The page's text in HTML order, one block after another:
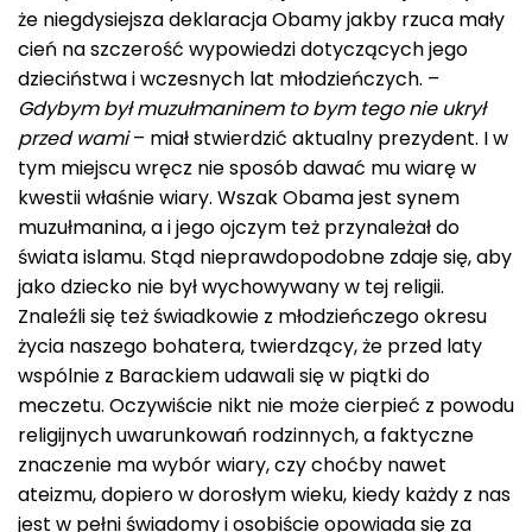
że niegdysiejsza deklaracja Obamy jakby rzuca mały
cień na szczerość wypowiedzi dotyczących jego
dzieciństwa i wczesnych lat młodzieńczych. –
Gdybym był muzułmaninem to bym tego nie ukrył
przed wami– miał stwierdzić aktualny prezydent. I w
tym miejscu wręcz nie sposób dawać mu wiarę w
kwestii właśnie wiary. Wszak Obama jest synem
muzułmanina, a i jego ojczym też przynależał do
świata islamu. Stąd nieprawdopodobne zdaje się, aby
jako dziecko nie był wychowywany w tej religii.
Znaleźli się też świadkowie z młodzieńczego okresu
życia naszego bohatera, twierdzący, że przed laty
wspólnie z Barackiem udawali się w piątki do
meczetu. Oczywiście nikt nie może cierpieć z powodu
religijnych uwarunkowań rodzinnych, a faktyczne
znaczenie ma wybór wiary, czy choćby nawet
ateizmu, dopiero w dorosłym wieku, kiedy każdy z nas
jest w pełni świadomy i osobiście opowiada się za